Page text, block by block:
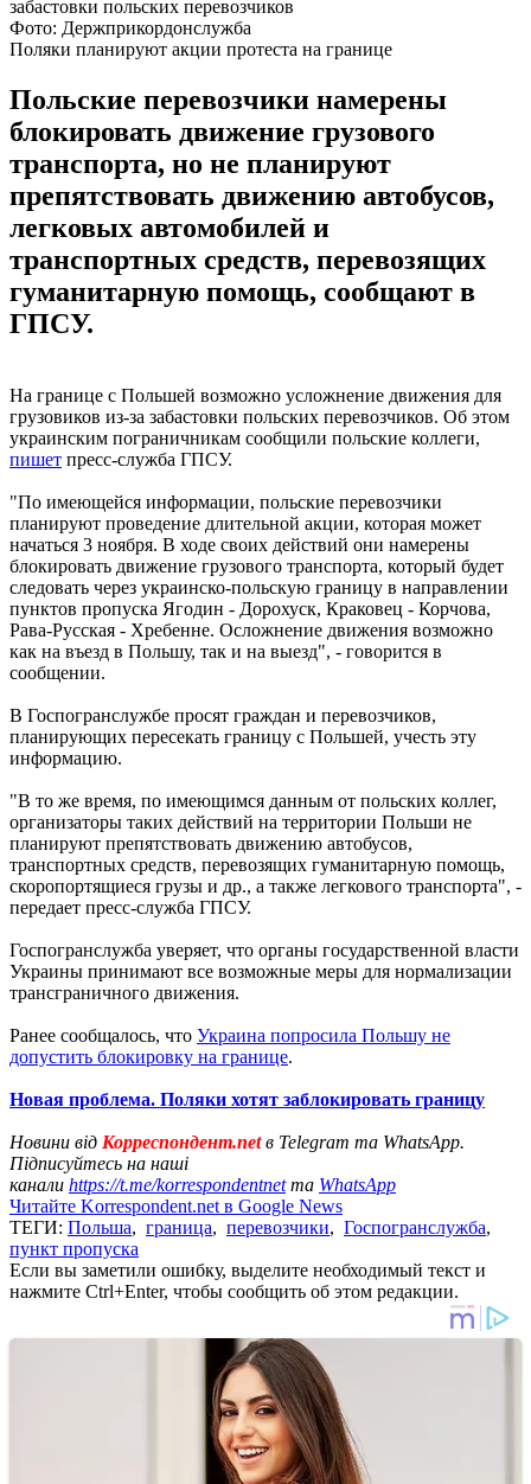
Фото: Держприкордонслужба
Поляки планируют акции протеста на границе
Польские перевозчики намерены
блокировать движение грузового
транспорта, но не планируют
препятствовать движению автобусов,
легковых автомобилей и
транспортных средств, перевозящих
гуманитарную помощь, сообщают в
ГПСУ.
На границе с Польшей возможно усложнение движения для
грузовиков из-за забастовки польских перевозчиков. Об этом
украинским пограничникам сообщили польские коллеги,
пишет пресс-служба ГПСУ.
"По имеющейся информации, польские перевозчики
планируют проведение длительной акции, которая может
начаться 3 ноября. В ходе своих действий они намерены
блокировать движение грузового транспорта, который будет
следовать через украинско-польскую границу в направлении
пунктов пропуска Ягодин - Дорохуск, Краковец - Корчова,
Рава-Русская - Хребенне. Осложнение движения возможно
как на въезд в Польшу, так и на выезд", - говорится в
сообщении.
В Госпогранслужбе просят граждан и перевозчиков,
планирующих пересекать границу с Польшей, учесть эту
информацию.
"В то же время, по имеющимся данным от польских коллег,
организаторы таких действий на территории Польши не
планируют препятствовать движению автобусов,
транспортных средств, перевозящих гуманитарную помощь,
скоропортящиеся грузы и др., а также легкового транспорта", -
передает пресс-служба ГПСУ.
Госпогранслужба уверяет, что органы государственной власти
Украины принимают все возможные меры для нормализации
трансграничного движения.
Ранее сообщалось, что Украина попросила Польшу не
допустить блокировку на границе.
Новая проблема. Поляки хотят заблокировать границу
Новини від Корреспондент.netв Telegram та WhatsApp.
Підписуйтесь на наші
канали https://t.me/korrespondentnetта WhatsApp
Читайте Korrespondent.net в Google News
ТЕГИ: Польша, граница, перевозчики, Госпогранслужба,
пункт пропуска
Если вы заметили ошибку, выделите необходимый текст и
нажмите Ctrl+Enter, чтобы сообщить об этом редакции.